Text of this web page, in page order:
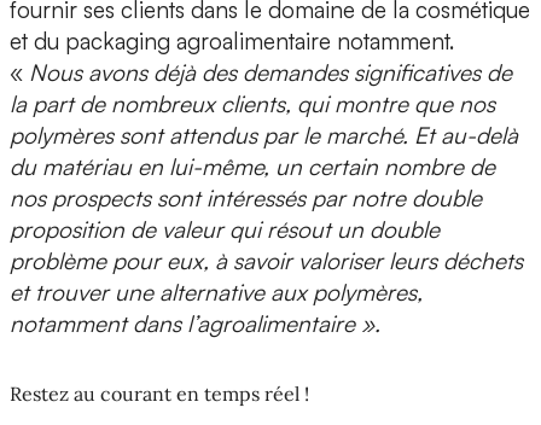
fournir ses clients dans le domaine de la cosmétique
et du packaging agroalimentaire notamment.
« Nous avons déjà des demandes significatives de
la part de nombreux clients, qui montre que nos
polymères sont attendus par le marché. Et au-delà
du matériau en lui-même, un certain nombre de
nos prospects sont intéressés par notre double
proposition de valeur qui résout un double
problème pour eux, à savoir valoriser leurs déchets
et trouver une alternative aux polymères,
notamment dans l’agroalimentaire ».
Restez au courant en temps réel !